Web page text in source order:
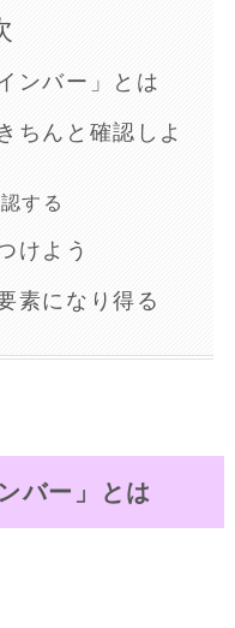
ンバー」とは
ちんと確認しよ
する
けよう
素になり得る
バー」とは